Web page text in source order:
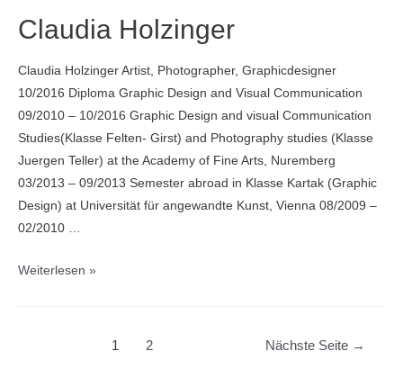
Claudia Holzinger
Claudia Holzinger Artist, Photographer, Graphicdesigner
10/2016 Diploma Graphic Design and Visual Communication
09/2010 – 10/2016 Graphic Design and visual Communication
Studies(Klasse Felten- Girst) and Photography studies (Klasse
Juergen Teller) at the Academy of Fine Arts, Nuremberg
03/2013 – 09/2013 Semester abroad in Klasse Kartak (Graphic
Design) at Universität für angewandte Kunst, Vienna 08/2009 –
02/2010 …
Claudia
Weiterlesen »
Beitragsnavigation1 2 Nächste Seite →